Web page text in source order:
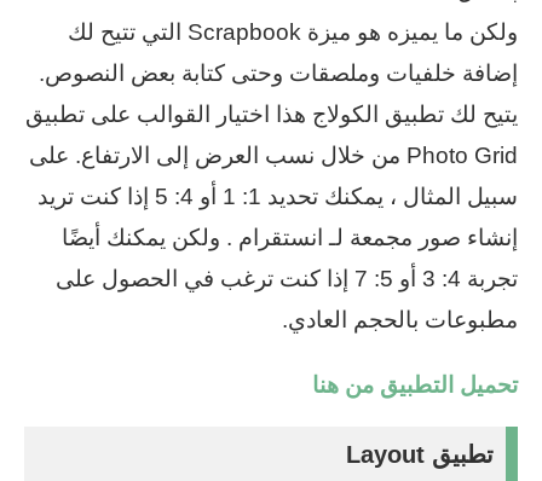
ولكن ما يميزه هو ميزة Scrapbook التي تتيح لك
إضافة خلفيات وملصقات وحتى كتابة بعض النصوص.
يتيح لك تطبيق الكولاج هذا اختيار القوالب على تطبيق
Photo Grid من خلال نسب العرض إلى الارتفاع. على
سبيل المثال ، يمكنك تحديد 1: 1 أو 4: 5 إذا كنت تريد
إنشاء صور مجمعة لـ انستقرام . ولكن يمكنك أيضًا
تجربة 4: 3 أو 5: 7 إذا كنت ترغب في الحصول على
مطبوعات بالحجم العادي.
تحميل التطبيق من هنا
تطبيق Layout